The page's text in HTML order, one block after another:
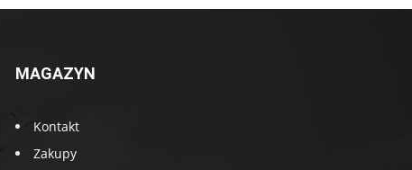
MAGAZYN
Kontakt
Zakupy